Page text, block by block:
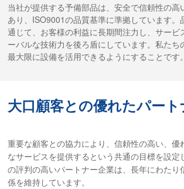
当社が提供する予備部品は、安全で信頼性の高
あり、ISO9001の品質基準に準拠しています。
通じて、お客様の利益に長期間注力し、サービ
ーバルな技術力を後ろ盾にしています。私たち
最大限に設備を活用できるようにすることです。
大口顧客との優れたパー
重要な顧客との協力により、信頼性の高い、優
なサービスを提供するという共通の目標を設定
の評判の高いパートナー企業は、長年にわたり
係を維持しています。